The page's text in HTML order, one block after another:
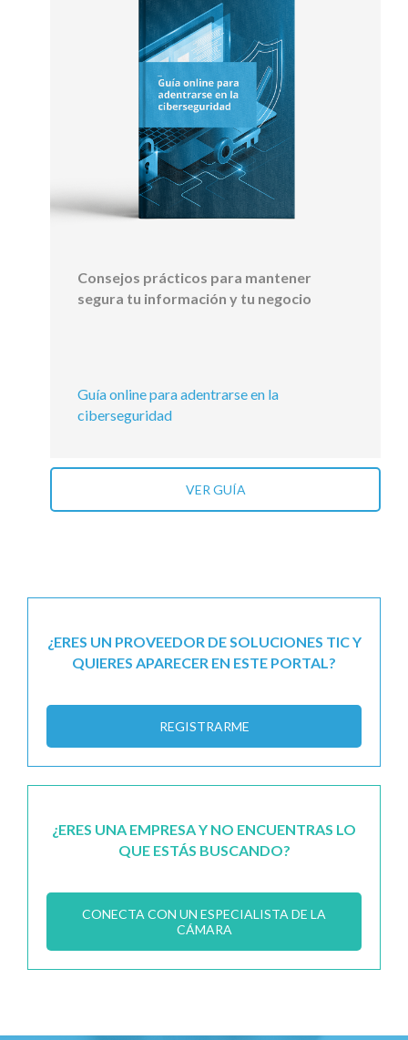
Consejos prácticos para mantener
segura tu información y tu negocio
Guía online para adentrarse en la
ciberseguridad
VER GUÍA
¿ERES UN PROVEEDOR DE SOLUCIONES TIC Y
QUIERES APARECER EN ESTE PORTAL?
REGISTRARME
¿ERES UNA EMPRESA Y NO ENCUENTRAS LO
QUE ESTÁS BUSCANDO?
CONECTA CON UN ESPECIALISTA DE LA
CÁMARA